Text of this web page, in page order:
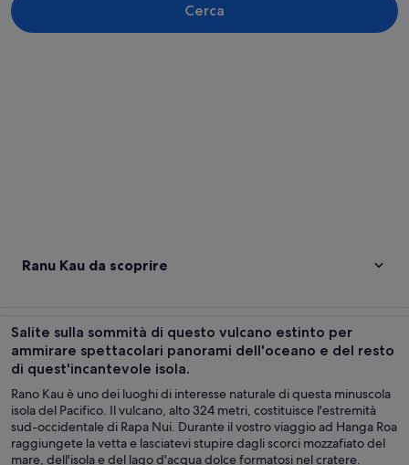
Cerca
Ranu Kau da scoprire
Salite sulla sommità di questo vulcano estinto per
ammirare spettacolari panorami dell'oceano e del resto
di quest'incantevole isola.
Rano Kau è uno dei luoghi di interesse naturale di questa minuscola
isola del Pacifico. Il vulcano, alto 324 metri, costituisce l'estremità
sud-occidentale di Rapa Nui. Durante il vostro viaggio ad Hanga Roa
raggiungete la vetta e lasciatevi stupire dagli scorci mozzafiato del
mare, dell'isola e del lago d'acqua dolce formatosi nel cratere.